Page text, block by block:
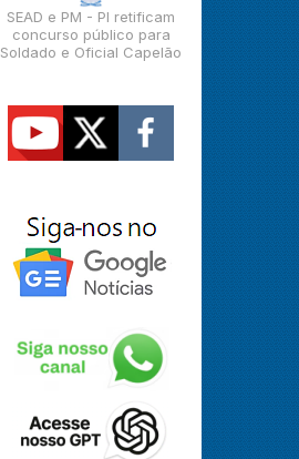
SEAD e PM - PI retificam
concurso público para
Soldado e Oficial Capelão